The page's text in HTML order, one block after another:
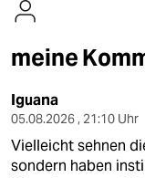
kultur
sport
berlin
meine
Iguana
05.08.2026 , 21:10 Uhr
Vielleicht sehnen
sondern haben